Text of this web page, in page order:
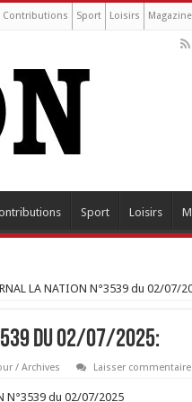
Contributions Sport Loisirs Magazine
Sport Loisirs
LA NATION N°3539 du 02/07/
du 02/07/2025:
/ Archives Laisser commentaire
N°3539 du 02/07/2025